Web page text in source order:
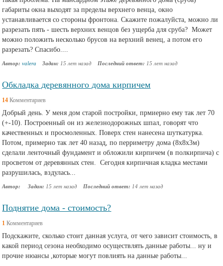
габариты окна выходят за пределы верхнего венца, окно
устанавливается со стороны фронтона. Скажите пожалуйста, можно ли
разрезать пять - шесть верхних венцов без ущерба для сруба? Может
можно положить несколько брусов на верхний венец, а потом его
разрезать? Спасибо....
Автор: valera Задан: 15 лет назад Последний ответ: 15 лет назад
Обкладка деревянного дома кирпичем
14 Комментариев
Добрый день. У меня дом старой постройки, прмиерно ему так лет 70
(+-10). Построенный он из железнодорожных шпал, говорят что
качественных и просмоленных. Поверх стен нанесена шуткатурка.
Потом, примерно так лет 40 назад, по перриметру дома (8х8х3м)
сделали ленточный фундамент и обложили кирпичем (в полкирпича) с
просветом от деревянных стен. Сегодня кирпичная кладка местами
разрушилась, вздулась...
Автор: Задан: 15 лет назад Последний ответ: 14 лет назад
Поднятие дома - стоимость?
1 Комментариев
Подскажите, сколько стоит данная услуга, от чего зависит стоимость, в
какой период сезона необходимо осуществлять данные работы... ну и
прочие нюансы ,которые могут повлиять на данные работы...